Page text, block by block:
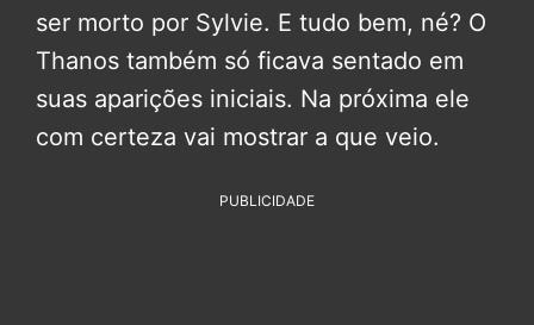
ser morto por Sylvie. E tudo bem, né? O
Thanos também só ficava sentado em
suas aparições iniciais. Na próxima ele
com certeza vai mostrar a que veio.
PUBLICIDADE